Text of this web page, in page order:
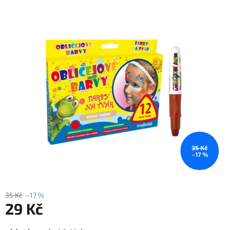
35 Kč
–17 %
35 Kč –17 %
29 Kč